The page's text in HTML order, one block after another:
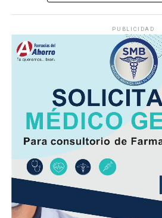
(FAISMUN).
Durante el arranque de la obra, el
señaló que la
permitirá ofrecer un servicio más
riesgos derivados de fugas o
hidráulica y sanitaria.
Además del beneficio inmediato
zona, la intervención busca
daños en la vialidad ocasionados
deterioradas, lo que también
reparaciones de emergencia en el
PUBLICIDAD